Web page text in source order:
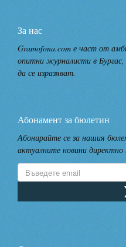
За нас
Gramofona.com е част от
опитни журналисти в
да се изразяват.
Абонамент за бюлетин
Абонирайте се за нашия
актуалните новини